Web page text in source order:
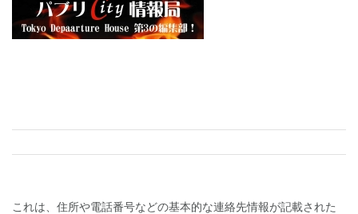
これは、住所や電話番号などの基本的な連絡先情報が記載された